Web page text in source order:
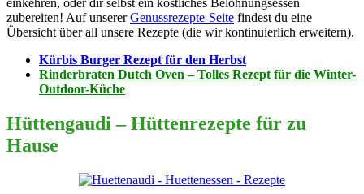
einkehren, oder dir selbst ein köstliches Belohnungsessen
zubereiten! Auf unsererGenussrezepte-Seite findest du eine
Übersicht über all unsere Rezepte (die wir kontinuierlich erweitern).
Kürbis Burger Rezept für den Herbst
Rinderbraten Dutch Oven – Tolles Rezept für die Winter-
Outdoor-Küche
Hüttengaudi – Hüttenrezepte für zu
Hause